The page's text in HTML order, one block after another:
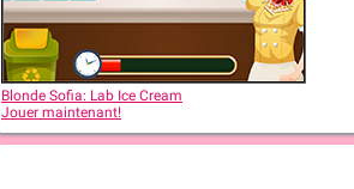
Blonde Sofia: Lab Ice Cream
Jouer maintenant!